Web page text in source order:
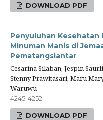
DOWNLOAD PDF
Penyuluhan Kesehatan
Minuman Manis di
Pematangsiantar
Cesarina Silaban, Jespin
Stenny Prawitasari, Maru
Waruwu
4245-4252
DOWNLOAD PDF